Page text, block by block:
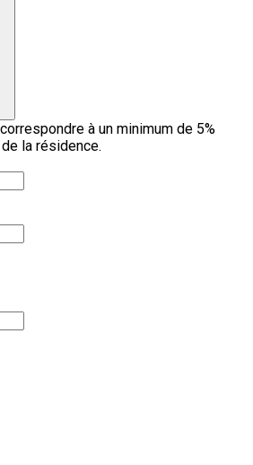
à un minimum de 5%
la résidence.